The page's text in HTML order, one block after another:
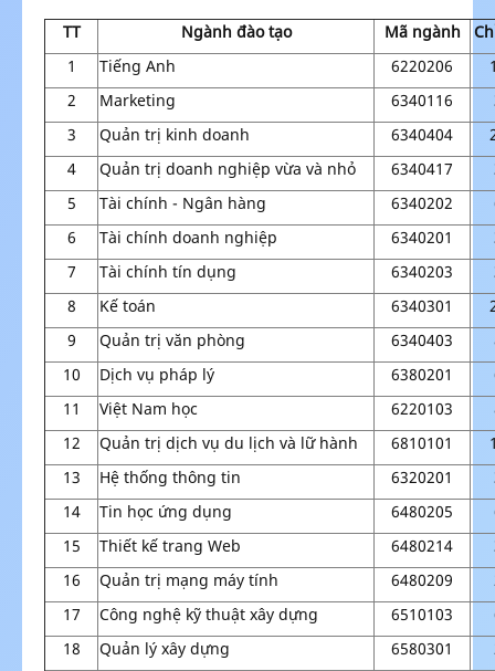
TT Ngành đào tạo Mã ngành
1
Tiếng Anh 6220206
2
Marketing 6340116
3
Quản trị kinh doanh 6340404
4
Quản trị doanh nghiệp vừa và nhỏ 6340417
5
Tài chính - Ngân hàng 6340202
6
Tài chính doanh nghiệp 6340201
7
Tài chính tín dụng 6340203
8
Kế toán 6340301
9
Quản trị văn phòng 6340403
10
Dịch vụ pháp lý 6380201
11
Việt Nam học 6220103
12
Quản trị dịch vụ du lịch và lữ hành 6810101
13
Hệ thống thông tin 6320201
14
Tin học ứng dụng 6480205
15
Thiết kế trang Web 6480214
16
Quản trị mạng máy tính 6480209
17
Công nghệ kỹ thuật xây dựng 6510103
18
Quản lý xây dựng 6580301